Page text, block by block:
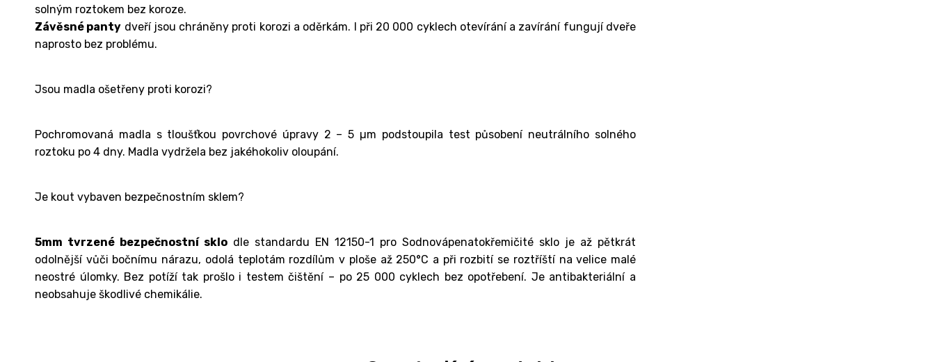
solným roztokem bez koroze.
Závěsné panty dveří jsou chráněny proti korozi a oděrkám. I při 20 000 cyklech otevírání a zavírání fungují dveře
naprosto bez problému.
Jsou madla ošetřeny proti korozi?
Pochromovaná madla s tloušťkou povrchové úpravy 2 – 5 µm podstoupila test působení neutrálního solného
roztoku po 4 dny. Madla vydržela bez jakéhokoliv oloupání.
Je kout vybaven bezpečnostním sklem?
5mm tvrzené bezpečnostní sklo dle standardu EN 12150-1 pro Sodnovápenatokřemičité sklo je až pětkrát
odolnější vůči bočnímu nárazu, odolá teplotám rozdílům v ploše až 250°C a při rozbití se roztříští na velice malé
neostré úlomky. Bez potíží tak prošlo i testem čištění – po 25 000 cyklech bez opotřebení. Je antibakteriální a
neobsahuje škodlivé chemikálie.